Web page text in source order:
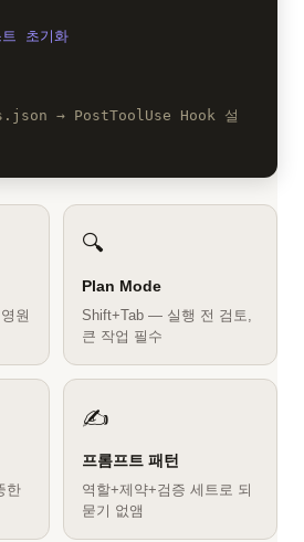
초기화
→ PostToolUse Hook 설
원
🔍
Plan Mode
Shift+Tab — 실행 전 검토,
큰 작업 필수
한
✍️
프롬프트 패턴
역할+제약+검증 세트로 되
묻기 없앰